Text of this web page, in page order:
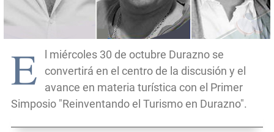
E
l miércoles 30 de octubre Durazno se
convertirá en el centro de la discusión y el
avance en materia turística con el Primer
Simposio "Reinventando el Turismo en Durazno".